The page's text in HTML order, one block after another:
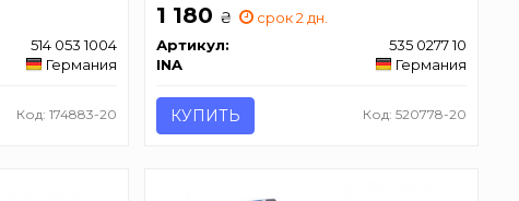
514 053 1004
Германия
Код: 174883-20
1 180 ₴
срок 2 дн.
Артикул:
535 0277 10
INA
Германия
КУПИТЬ Код: 520778-20